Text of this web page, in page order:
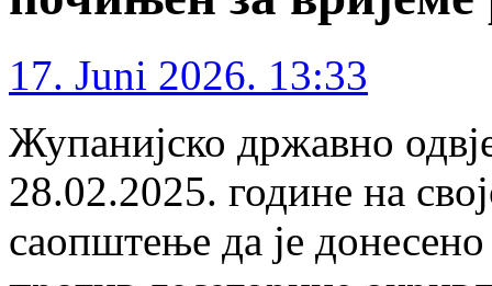
17. Juni 2026. 13:33
Жупанијско државно
28.02.2025. године на
саопштење да је